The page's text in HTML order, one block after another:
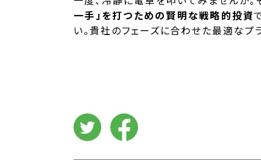
一手」を打つための賢明な戦略的投資
い。貴社のフェーズに合わせた最適なプ